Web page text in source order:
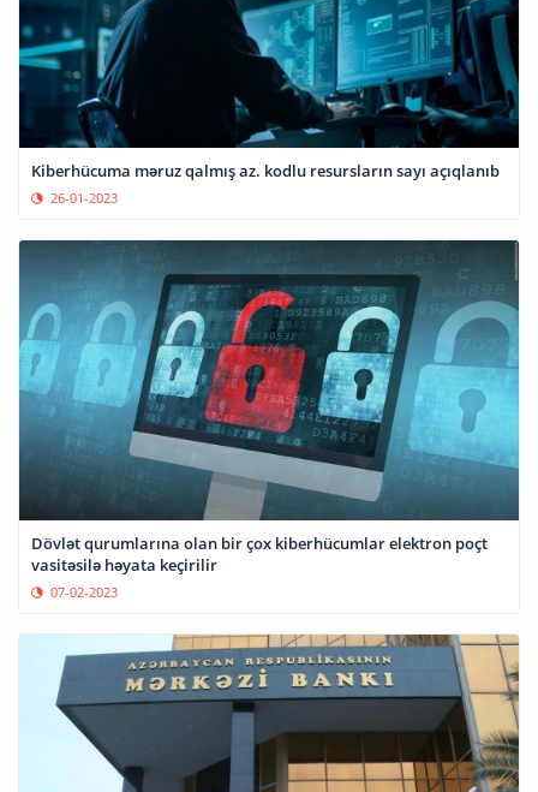
Kiberhücuma məruz qalmış az. kodlu resursların sayı açıqlanıb
26-01-2023
Dövlət qurumlarına olan bir çox kiberhücumlar elektron poçt
vasitəsilə həyata keçirilir
07-02-2023